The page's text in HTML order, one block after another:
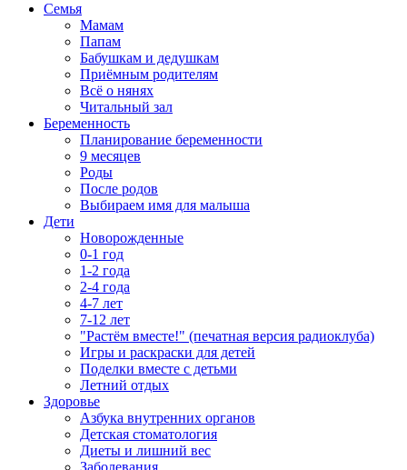
Семья
Мамам
Папам
Бабушкам и дедушкам
Приёмным родителям
Всё о нянях
Читальный зал
Беременность
Планирование беременности
9 месяцев
Роды
После родов
Выбираем имя для малыша
Дети
Новорожденные
0-1 год
1-2 года
2-4 года
4-7 лет
7-12 лет
"Растём вместе!" (печатная версия радиоклуба)
Игры и раскраски для детей
Поделки вместе с детьми
Летний отдых
Здоровье
Азбука внутренних органов
Детская стоматология
Диеты и лишний вес
Заболевания